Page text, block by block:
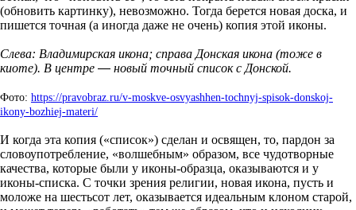
(обновить картинку), невозможно. Тогда берется новая доска, и
пишется точная (а иногда даже не очень) копия этой иконы.
Слева: Владимирская икона; справа Донская икона (тоже в
киоте). В центре — новый точный список с Донской.
Фото: https://pravobraz.ru/v-moskve-osvyashhen-tochnyj-spisok-donskoj-
ikony-bozhiej-materi/
И когда эта копия («список») сделан и освящен, то, пардон за
словоупотребление, «волшебным» образом, все чудотворные
качества, которые были у иконы-образца, оказываются и у
иконы-списка. С точки зрения религии, новая икона, пусть и
моложе на шестьсот лет, оказывается идеальным клоном старой,